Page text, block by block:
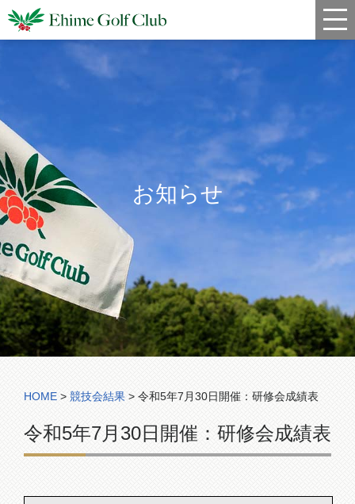
クラブハウス
年間スケジュール
宿泊・姉妹コース
アクセス
お知らせ
HOME > 競技会結果 > 令和5年7月30日開催：研修会成績表
令和5年7月30日開催：研修会成績表